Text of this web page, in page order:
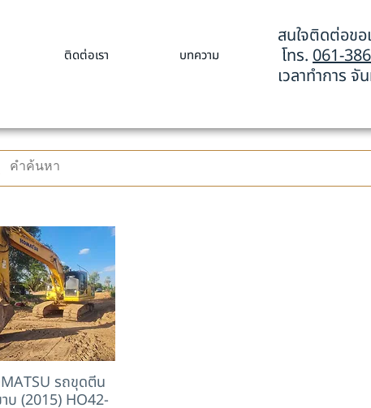
ติดต่อเรา บทความ
สนใจติดต่อขอ
โทร. 061-
เวลาทำการ
รถขุดตีน
าบ (2015) HO42-